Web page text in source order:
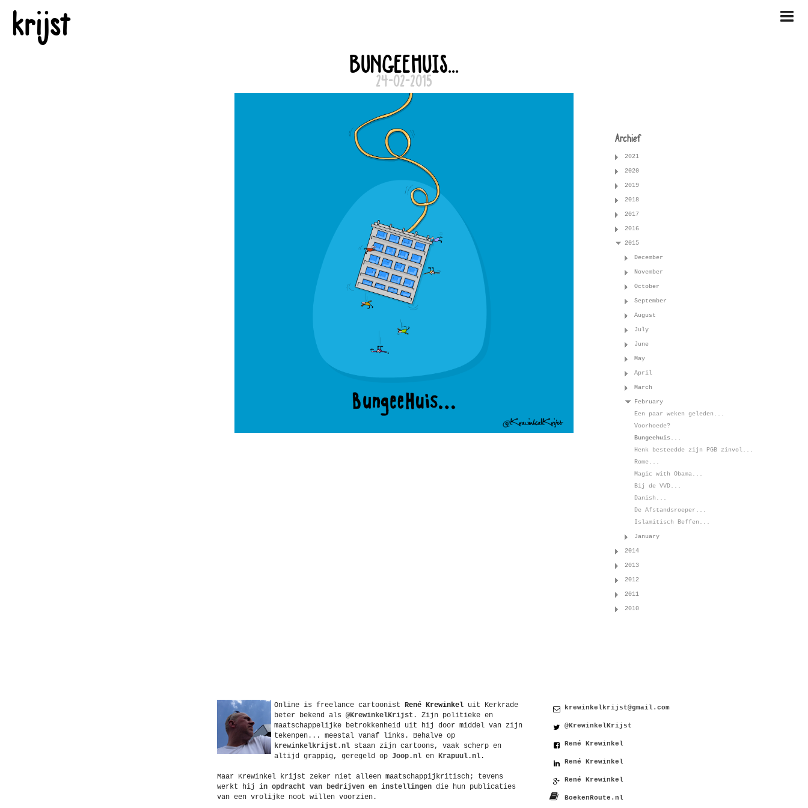
krijst
BUNGEEHUIS...
24-02-2015
Archief
2021
2020
2019
2018
2017
2016
2015
December
November
October
September
August
July
June
May
April
March
February
Een paar weken geleden...
Voorhoede?
Bungeehuis...
Henk besteedde zijn PGB zinvol...
Rome...
Magic with Obama...
Bij de VVD...
Danish...
De Afstandsroeper...
Islamitisch Beffen...
January
2014
2013
2012
2011
2010
Online is freelance cartoonist René Krewinkel uit
Kerkrade
beter bekend als @KrewinkelKrijst . Zijn politieke en
maatschappelijke betrokkenheid uit hij door middel van zijn
tekenpen... meestal vanaf links. Behalve op
krewinkelkrijst.nl staan zijn cartoons, vaak scherp en
altijd grappig, geregeld op Joop.nl en Krapuul.nl .
Maar Krewinkel krijst zeker niet alleen maatschappijkritisch; tevens
werkt hij in opdracht van bedrijven en instellingen die hun publicaties
van een vrolijke noot willen voorzien.
krewinkelkrijst@gmail.com
@KrewinkelKrijst
René Krewinkel
René Krewinkel
René Krewinkel
BoekenRoute.nl